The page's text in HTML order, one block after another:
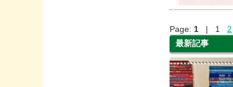
Page:1 | 12
最新記事